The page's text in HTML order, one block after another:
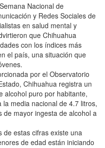
Nacional de
y Redes Sociales de
en salud mental y
que Chihuahua
con los índices más
el país, una situación que
por el Observatorio
Chihuahua registra un
alcohol puro por habitante,
media nacional de 4.7 litros,
de mayor ingesta de alcohol a
de estas cifras existe una
de edad están iniciando